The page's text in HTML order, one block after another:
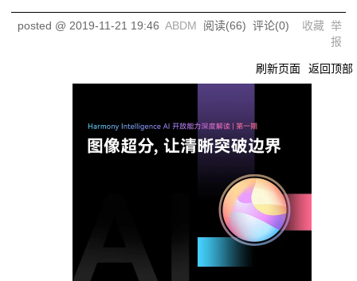
posted @ 2019-11-21 19:46 ABDM 阅读(66) 评论(0) 收藏 举
报
刷新页面 返回顶部